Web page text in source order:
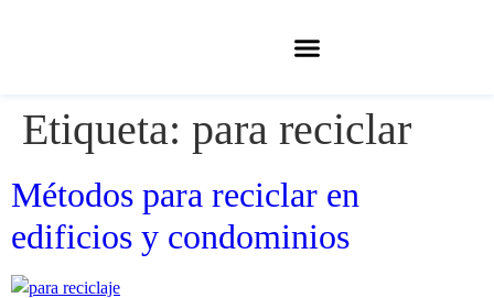
Etiqueta: para reciclar
Métodos para reciclar en
edificios y condominios